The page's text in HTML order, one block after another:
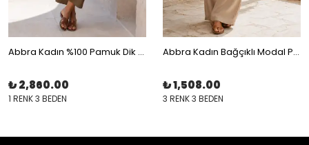
Abbra Kadın %100 Pamuk Dik Yaka Palazzo Pantolon Takım
₺ 2,860.00
1 RENK 3 BEDEN
Abbra Kadın Bağçıklı Modal Pantolon
₺ 1,508.00
3 RENK 3 BEDEN